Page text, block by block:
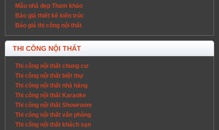
Mẫu nhà đẹp Tham khảo
Báo giá thiết kế kiến trúc
Báo giá thi công nội thất
THI CÔNG NỘI THẤT
Thi công nội thất chung cư
Thi công nội thất biệt thự
Thi công nội thất nhà hàng
Thi công nội thất Karaoke
Thi công nội thất Showroom
Thi công nội thất văn phòng
Thi công nội thất khách sạn